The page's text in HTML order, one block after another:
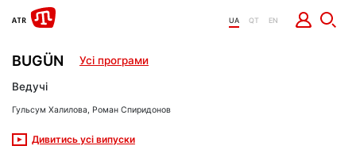
UA QT EN
BUGÜN Усі програми
Ведучі
Гульсум Халилова, Роман Спиридонов
Дивитись усі випуски